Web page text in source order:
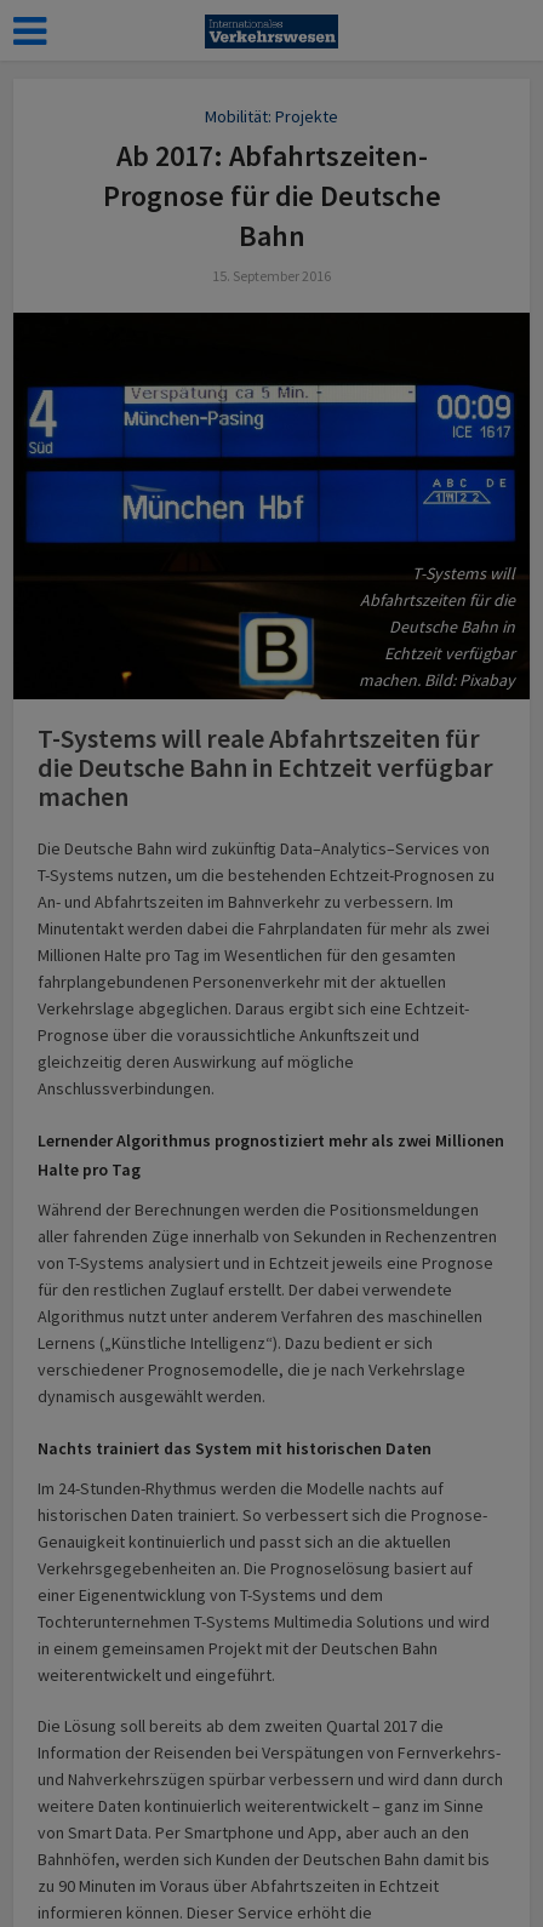
Mobilität: Projekte
Ab 2017: Abfahrtszeiten-
Prognose für die Deutsche
Bahn
15. September 2016
T-Systems will
Abfahrtszeiten für die
Deutsche Bahn in
Echtzeit verfügbar
machen. Bild: Pixabay
T-Systems will reale Abfahrtszeiten für
die Deutsche Bahn in Echtzeit verfügbar
machen
Die Deutsche Bahn wird zukünftig Data–Analytics–Services von
T-Systems nutzen, um die bestehenden Echtzeit-Prognosen zu
An- und Abfahrtszeiten im Bahnverkehr zu verbessern. Im
Minutentakt werden dabei die Fahrplandaten für mehr als zwei
Millionen Halte pro Tag im Wesentlichen für den gesamten
fahrplangebundenen Personenverkehr mit der aktuellen
Verkehrslage abgeglichen. Daraus ergibt sich eine Echtzeit-
Prognose über die voraussichtliche Ankunftszeit und
gleichzeitig deren Auswirkung auf mögliche
Anschlussverbindungen.
Lernender Algorithmus prognostiziert mehr als zwei Millionen
Halte pro Tag
Während der Berechnungen werden die Positionsmeldungen
aller fahrenden Züge innerhalb von Sekunden in Rechenzentren
von T-Systems analysiert und in Echtzeit jeweils eine Prognose
für den restlichen Zuglauf erstellt. Der dabei verwendete
Algorithmus nutzt unter anderem Verfahren des maschinellen
Lernens („Künstliche Intelligenz“). Dazu bedient er sich
verschiedener Prognosemodelle, die je nach Verkehrslage
dynamisch ausgewählt werden.
Nachts trainiert das System mit historischen Daten
Im 24-Stunden-Rhythmus werden die Modelle nachts auf
historischen Daten trainiert. So verbessert sich die Prognose-
Genauigkeit kontinuierlich und passt sich an die aktuellen
Verkehrsgegebenheiten an. Die Prognoselösung basiert auf
einer Eigenentwicklung von T-Systems und dem
Tochterunternehmen T-Systems Multimedia Solutions und wird
in einem gemeinsamen Projekt mit der Deutschen Bahn
weiterentwickelt und eingeführt.
Die Lösung soll bereits ab dem zweiten Quartal 2017 die
Information der Reisenden bei Verspätungen von Fernverkehrs-
und Nahverkehrszügen spürbar verbessern und wird dann durch
weitere Daten kontinuierlich weiterentwickelt – ganz im Sinne
von Smart Data. Per Smartphone und App, aber auch an den
Bahnhöfen, werden sich Kunden der Deutschen Bahn damit bis
zu 90 Minuten im Voraus über Abfahrtszeiten in Echtzeit
informieren können. Dieser Service erhöht die